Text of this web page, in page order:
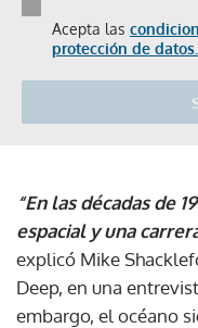
Acepta las
protección de datos.
“En las décadas de
espacial y una
explicó Mike
Deep, en una
embargo, el océano